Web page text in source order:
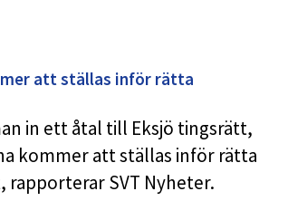
att ställas inför rätta
in ett åtal till Eksjö tingsrätt,
kommer att ställas inför rätta
SVT Nyheter.